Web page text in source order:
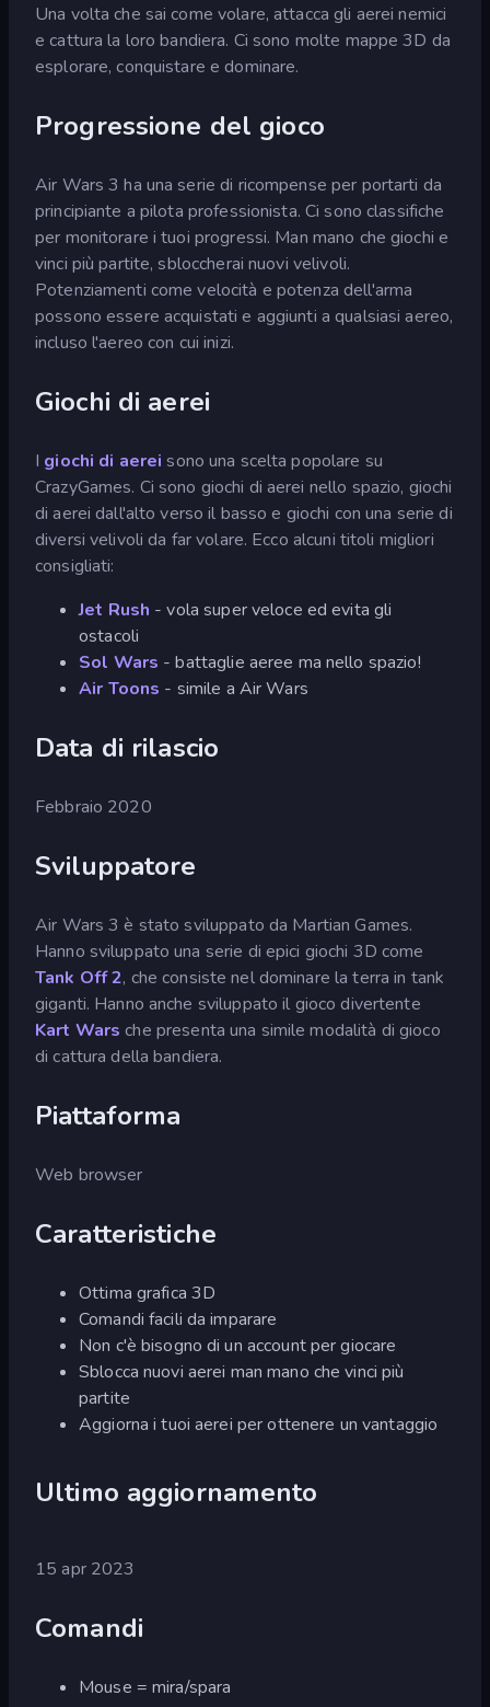
Una volta che sai come volare, attacca gli aerei nemici
e cattura la loro bandiera. Ci sono molte mappe 3D da
esplorare, conquistare e dominare.
Progressione del gioco
Air Wars 3 ha una serie di ricompense per portarti da
principiante a pilota professionista. Ci sono classifiche
per monitorare i tuoi progressi. Man mano che giochi e
vinci più partite, sbloccherai nuovi velivoli.
Potenziamenti come velocità e potenza dell'arma
possono essere acquistati e aggiunti a qualsiasi aereo,
incluso l'aereo con cui inizi.
Giochi di aerei
I giochi di aerei sono una scelta popolare su
CrazyGames. Ci sono giochi di aerei nello spazio, giochi
di aerei dall'alto verso il basso e giochi con una serie di
diversi velivoli da far volare. Ecco alcuni titoli migliori
consigliati:
Jet Rush - vola super veloce ed evita gli
ostacoli
Sol Wars - battaglie aeree ma nello spazio!
Air Toons - simile a Air Wars
Data di rilascio
Febbraio 2020
Sviluppatore
Air Wars 3 è stato sviluppato da Martian Games.
Hanno sviluppato una serie di epici giochi 3D come
Tank Off 2, che consiste nel dominare la terra in tank
giganti. Hanno anche sviluppato il gioco divertente
Kart Wars che presenta una simile modalità di gioco
di cattura della bandiera.
Piattaforma
Web browser
Caratteristiche
Ottima grafica 3D
Comandi facili da imparare
Non c'è bisogno di un account per giocare
Sblocca nuovi aerei man mano che vinci più
partite
Aggiorna i tuoi aerei per ottenere un vantaggio
Ultimo aggiornamento
15 apr 2023
Comandi
Mouse = mira/spara